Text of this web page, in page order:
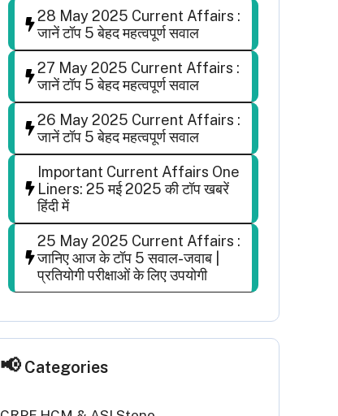
28 May 2025 Current Affairs :
जानें टॉप 5 बेहद महत्वपूर्ण सवाल
27 May 2025 Current Affairs :
जानें टॉप 5 बेहद महत्वपूर्ण सवाल
26 May 2025 Current Affairs :
जानें टॉप 5 बेहद महत्वपूर्ण सवाल
Important Current Affairs One
Liners: 25 मई 2025 की टॉप खबरें
हिंदी में
25 May 2025 Current Affairs :
जानिए आज के टॉप 5 सवाल-जवाब |
प्रतियोगी परीक्षाओं के लिए उपयोगी
Categories